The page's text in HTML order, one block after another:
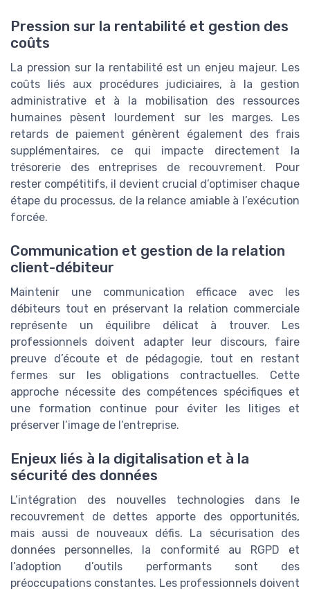
Pression sur la rentabilité et gestion des
coûts
La pression sur la rentabilité est un enjeu majeur. Les
coûts liés aux procédures judiciaires, à la gestion
administrative et à la mobilisation des ressources
humaines pèsent lourdement sur les marges. Les
retards de paiement génèrent également des frais
supplémentaires, ce qui impacte directement la
trésorerie des entreprises de recouvrement. Pour
rester compétitifs, il devient crucial d’optimiser chaque
étape du processus, de la relance amiable à l’exécution
forcée.
Communication et gestion de la relation
client-débiteur
Maintenir une communication efficace avec les
débiteurs tout en préservant la relation commerciale
représente un équilibre délicat à trouver. Les
professionnels doivent adapter leur discours, faire
preuve d’écoute et de pédagogie, tout en restant
fermes sur les obligations contractuelles. Cette
approche nécessite des compétences spécifiques et
une formation continue pour éviter les litiges et
préserver l’image de l’entreprise.
Enjeux liés à la digitalisation et à la
sécurité des données
L’intégration des nouvelles technologies dans le
recouvrement de dettes apporte des opportunités,
mais aussi de nouveaux défis. La sécurisation des
données personnelles, la conformité au RGPD et
l’adoption d’outils performants sont des
préoccupations constantes. Les professionnels doivent